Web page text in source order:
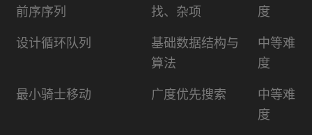
前序序列
找、杂项
度
设计循环队列
基础数据结构与
算法
中等难
度
最小骑士移动 广度优先搜索
中等难
度